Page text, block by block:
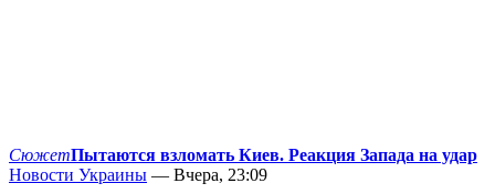
СюжетПытаются взломать Киев. Реакция Запада на удар
Новости Украины — Вчера, 23:09